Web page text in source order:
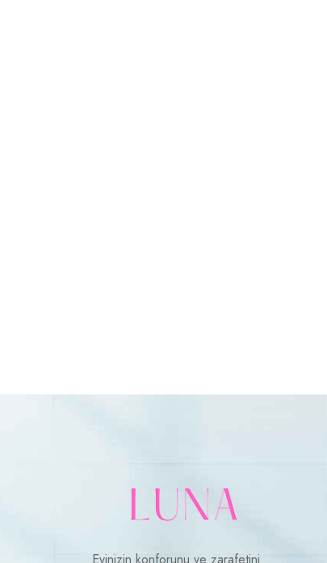
Evinizin konforunu ve zarafetini